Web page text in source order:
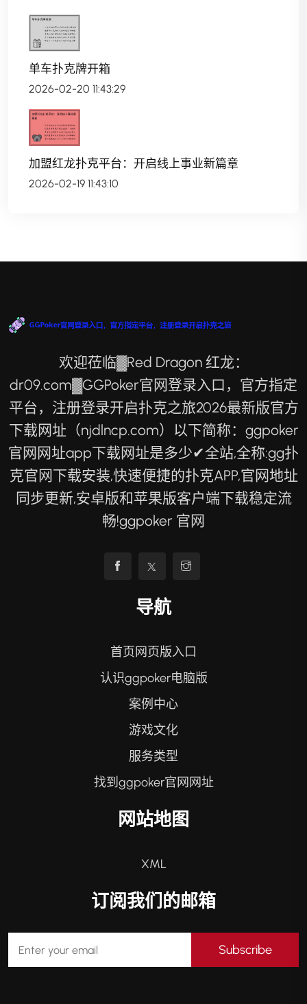
单车扑克牌开箱
2026-02-20 11:43:29
加盟红龙扑克平台：开启线上事业新篇章
2026-02-19 11:43:10
欢迎莅临▓Red Dragon 红龙：
dr09.com▓GGPoker官网登录入口，官方指定
平台，注册登录开启扑克之旅2026最新版官方
下载网址（njdlncp.com）以下简称：ggpoker
官网网址app下载网址是多少✔全站,全称:gg扑
克官网下载安装,快速便捷的扑克APP,官网地址
同步更新,安卓版和苹果版客户端下载稳定流
畅!ggpoker 官网
导航
首页网页版入口
认识ggpoker电脑版
案例中心
游戏文化
服务类型
找到ggpoker官网网址
网站地图
XML
订阅我们的邮箱
Subscribe